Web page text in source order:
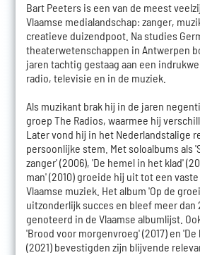
Bart Peeters is een van de meest
Vlaamse medialandschap: zanger,
creatieve duizendpoot. Na studies
theaterwetenschappen in Antwerpen
jaren tachtig gestaag aan een
radio, televisie en in de muziek.
Als muzikant brak hij in de jaren
groep The Radios, waarmee hij
Later vond hij in het Nederlandstalige
persoonlijke stem. Met soloalbums als
zanger' (2006), 'De hemel in het klad'
man' (2010) groeide hij uit tot een
Vlaamse muziek. Het album 'Op de
uitzonderlijk succes en bleef meer dan
genoteerd in de Vlaamse albumlijst.
'Brood voor morgenvroeg' (2017) en
(2021) bevestigden zijn blijvende